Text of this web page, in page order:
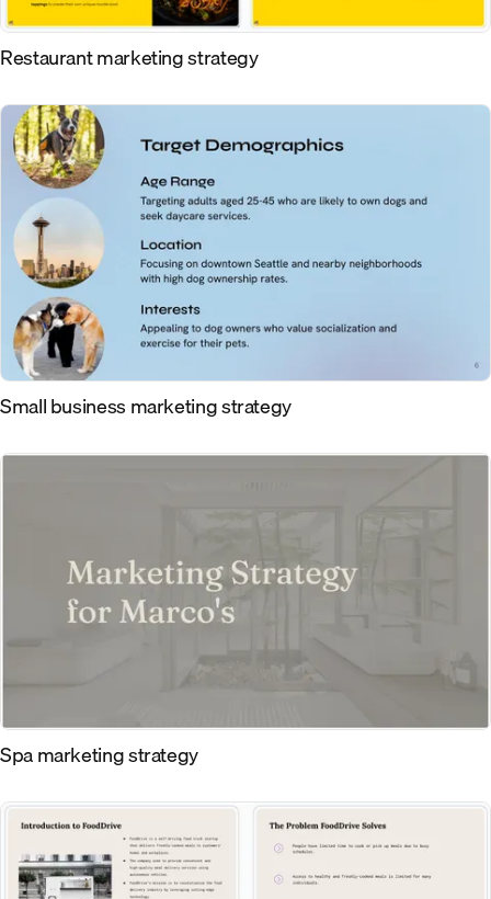
Restaurant marketing strategy
Small business marketing strategy
Spa marketing strategy